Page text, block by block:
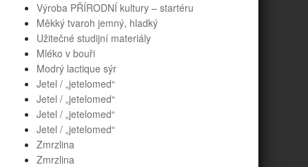
Výroba PŘÍRODNÍ kultury – startéru
Měkký tvaroh jemný, hladký
Užitečné studijní materiály
Mléko v bouři
Modrý lactique sýr
Jetel / „jetelomed“
Jetel / „jetelomed“
Jetel / „jetelomed“
Jetel / „jetelomed“
Zmrzlina
Zmrzlina